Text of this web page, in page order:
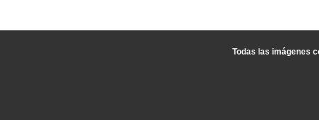
Todas las imágenes